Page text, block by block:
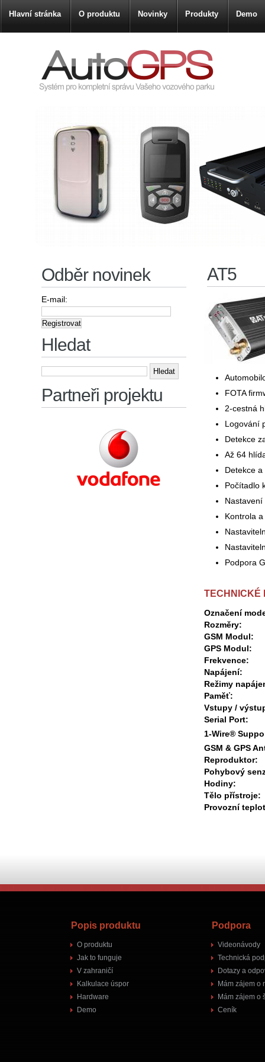
Hlavní stránka O produktu Novinky Produkty Demo
Odběr novinek
E-mail:
Hledat
Vyhledávání
Partneři projektu
AT5
FOTA
2-cestná
Logování
Detekce
Až 64
Detekce
Počítadlo
Kontrola
Podpora
TECHNICKÉ
Označení
Rozměry:
GSM Modul:
GPS Modul:
Frekvence:
Napájení:
Režimy
Paměť:
Vstupy /
Serial Port:
1-Wire®
GSM & GPS
Reproduktor:
Pohybový
Hodiny:
Tělo přístroje:
Provozní
Popis produktu
O produktu
Jak to funguje
V zahraničí
Kalkulace úspor
Hardware
Demo
Podpora
Videonávody
Technická
Dotazy a
Mám zájem o
Mám zájem o
Ceník